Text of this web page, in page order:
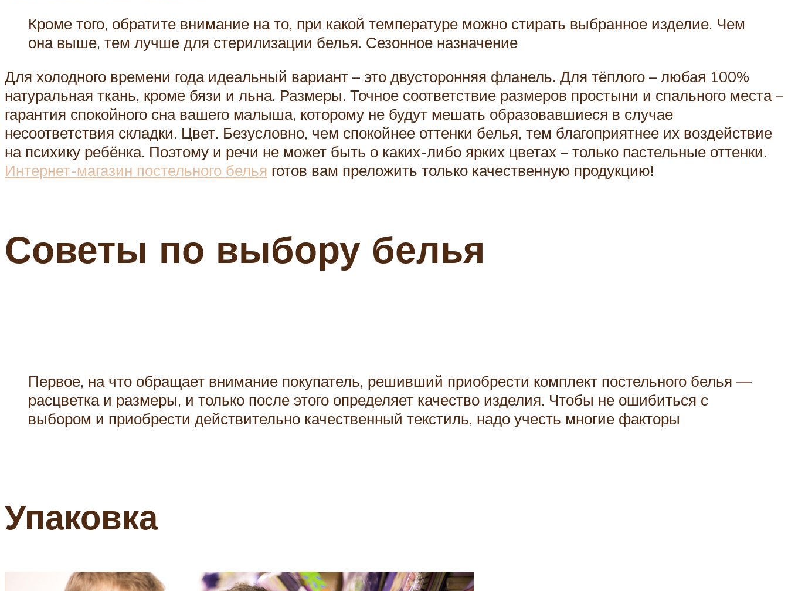
Кроме того, обратите внимание на то, при какой температуре можно стирать выбранное изделие. Чем
она выше, тем лучше для стерилизации белья. Сезонное назначение
Для холодного времени года идеальный вариант – это двусторонняя фланель. Для тёплого – любая 100%
натуральная ткань, кроме бязи и льна. Размеры. Точное соответствие размеров простыни и спального места –
гарантия спокойного сна вашего малыша, которому не будут мешать образовавшиеся в случае
несоответствия складки. Цвет. Безусловно, чем спокойнее оттенки белья, тем благоприятнее их воздействие
на психику ребёнка. Поэтому и речи не может быть о каких-либо ярких цветах – только пастельные оттенки.
Интернет-магазин постельного белья готов вам преложить только качественную продукцию!
Советы по выбору белья
Первое, на что обращает внимание покупатель, решивший приобрести комплект постельного белья —
расцветка и размеры, и только после этого определяет качество изделия. Чтобы не ошибиться с
выбором и приобрести действительно качественный текстиль, надо учесть многие факторы
Упаковка